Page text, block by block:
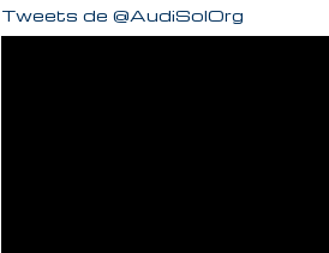
Tweets de @AudiSolOrg